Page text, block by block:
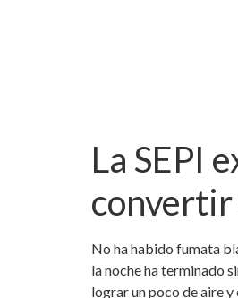
La SEPI
convertir
No ha habido fumata
la noche ha terminado
lograr un poco de aire y